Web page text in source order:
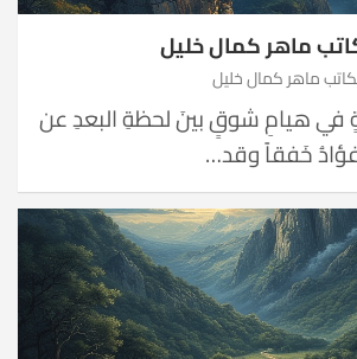
ماهر كمال خليل
ماهر كمال خليل
هيامِ شوقٍ بينَ لحظةِ البعدِ عن
خَفقاً وقد…